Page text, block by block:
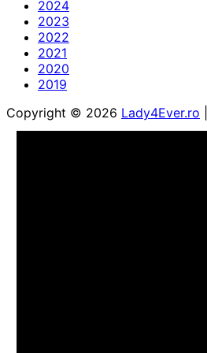
2024
2023
2022
2021
2020
2019
Copyright © 2026 Lady4Ever.ro